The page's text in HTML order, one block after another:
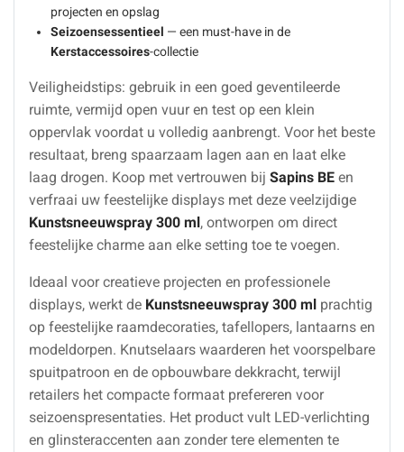
projecten en opslag
Seizoensessentieel — een must-have in de
Kerstaccessoires-collectie
Veiligheidstips: gebruik in een goed geventileerde
ruimte, vermijd open vuur en test op een klein
oppervlak voordat u volledig aanbrengt. Voor het beste
resultaat, breng spaarzaam lagen aan en laat elke
laag drogen. Koop met vertrouwen bij Sapins BE en
verfraai uw feestelijke displays met deze veelzijdige
Kunstsneeuwspray 300 ml, ontworpen om direct
feestelijke charme aan elke setting toe te voegen.
Ideaal voor creatieve projecten en professionele
displays, werkt de Kunstsneeuwspray 300 ml prachtig
op feestelijke raamdecoraties, tafellopers, lantaarns en
modeldorpen. Knutselaars waarderen het voorspelbare
spuitpatroon en de opbouwbare dekkracht, terwijl
retailers het compacte formaat prefereren voor
seizoenspresentaties. Het product vult LED-verlichting
en glinsteraccenten aan zonder tere elementen te